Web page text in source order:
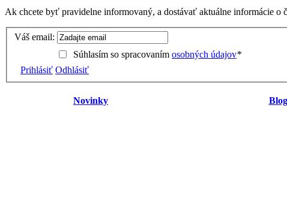
Ak chcete byť pravidelne informovaný, a dostávať aktuálne informácie o
Váš email:
Súhlasím so spracovaním osobných údajov*
Prihlásiť Odhlásiť
Novinky